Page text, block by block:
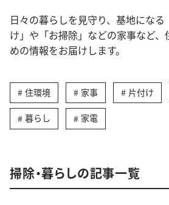
日々の暮らしを見守り、基地にな
け」や「お掃除」などの家事など
めの情報をお届けします。
住環境 家事 片付け
暮らし 家電
掃除・暮らしの記事一覧